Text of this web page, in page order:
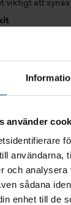
använder
användarna,
och analysera
sådana
enhet till de
viktigt att
kläder.
Om du blir
i bilen.
kan skotta ut